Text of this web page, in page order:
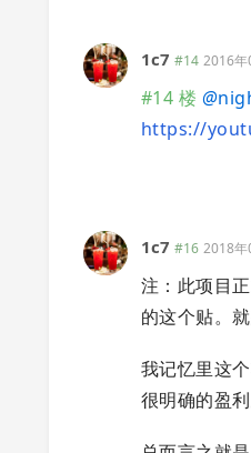
1c7 #14 2016年
#14 楼 @
https://
1c7 #16 2018年
注：此项目
的这个贴。
我记忆里这
很明确的盈